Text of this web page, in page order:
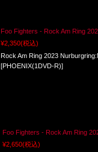
Foo Fighters - Rock Am Ring
¥2,350(税込)
Rock Am Ring 2023
[PHOENIX(1DVD-R)]
Foo Fighters - Rock Am Ring
¥2,650(税込)